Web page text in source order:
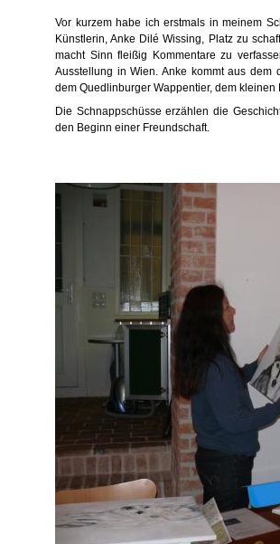
Vor kurzem habe ich erstmals in meinem
Künstlerin, Anke Dilé Wissing, Platz zu
macht Sinn fleißig Kommentare zu
Ausstellung in Wien. Anke kommt aus
dem Quedlinburger Wappentier, dem kleinen
Die Schnappschüsse erzählen die
den Beginn einer Freundschaft.